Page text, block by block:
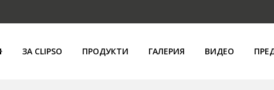
ЗА CLIPSO ПРОДУКТИ ГАЛЕРИЯ ВИДЕО